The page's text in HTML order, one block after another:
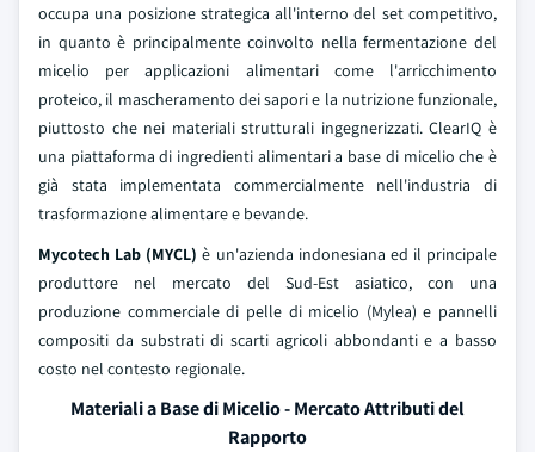
occupa una posizione strategica all'interno del set competitivo,
in quanto è principalmente coinvolto nella fermentazione del
micelio per applicazioni alimentari come l'arricchimento
proteico, il mascheramento dei sapori e la nutrizione funzionale,
piuttosto che nei materiali strutturali ingegnerizzati. ClearIQ è
una piattaforma di ingredienti alimentari a base di micelio che è
già stata implementata commercialmente nell'industria di
trasformazione alimentare e bevande.
Mycotech Lab (MYCL) è un'azienda indonesiana ed il principale
produttore nel mercato del Sud-Est asiatico, con una
produzione commerciale di pelle di micelio (Mylea) e pannelli
compositi da substrati di scarti agricoli abbondanti e a basso
costo nel contesto regionale.
Materiali a Base di Micelio - Mercato Attributi del
Rapporto